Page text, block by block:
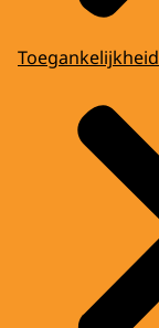
Toegankelijkheid